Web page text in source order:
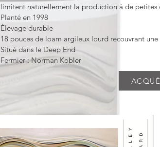
limitent naturellement la production à de petites
Planté en 1998
Élevage durable
18 pouces de loam argileux lourd recouvrant
Situé dans le Deep End
Fermier : Norman Kobler